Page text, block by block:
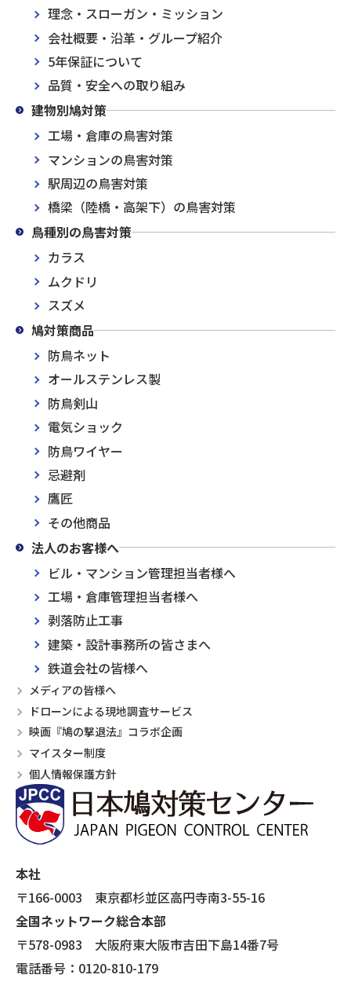
本社
〒166-0003 東京都杉並区高円寺南3-55-16
全国ネットワーク総合本部
〒578-0983 大阪府東大阪市吉田下島14番7号
電話番号：0120-810-179
理念・スローガン・ミッション
会社概要・沿革・グループ紹介
5年保証について
品質・安全への取り組み
建物別鳩対策
工場・倉庫の鳥害対策
マンションの鳥害対策
駅周辺の鳥害対策
橋梁（陸橋・高架下）の鳥害対策
鳥種別の鳥害対策
カラス
ムクドリ
スズメ
鳩対策商品
防鳥ネット
オールステンレス製
防鳥剣山
電気ショック
防鳥ワイヤー
忌避剤
鷹匠
その他商品
法人のお客様へ
ビル・マンション管理担当者様へ
工場・倉庫管理担当者様へ
剥落防止工事
建築・設計事務所の皆さまへ
鉄道会社の皆様へ
メディアの皆様へ
ドローンによる現地調査サービス
映画『鳩の撃退法』コラボ企画
マイスター制度
個人情報保護方針